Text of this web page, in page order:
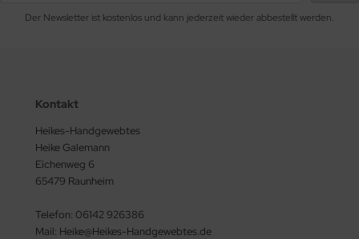
Der Newsletter ist kostenlos und kann jederzeit wieder abbestellt werden.
Kontakt
Heikes-Handgewebtes
Heike Galemann
Eichenweg 6
65479 Raunheim
Telefon: 06142 926386
Mail: Heike@Heikes-Handgewebtes.de